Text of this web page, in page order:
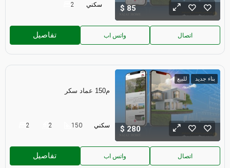
85
2 سكني
تفاصيل واتس اب اتصال
بناء جديد للبيع
280
م150 عماد سكر
2 2 150 سكني
تفاصيل واتس اب اتصال